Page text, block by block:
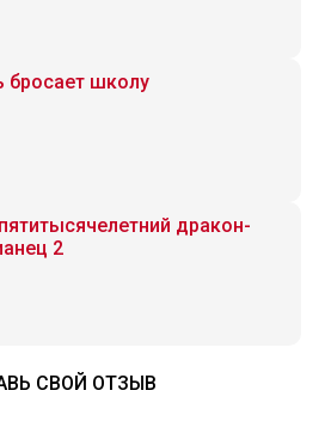
бросает школу
дракон-
2
СВОЙ ОТЗЫВ